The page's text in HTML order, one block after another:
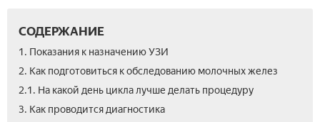
СОДЕРЖАНИЕ
1. Показания к назначению УЗИ
2. Как подготовиться к обследованию молочных желез
2.1. На какой день цикла лучше делать процедуру
3. Как проводится диагностика